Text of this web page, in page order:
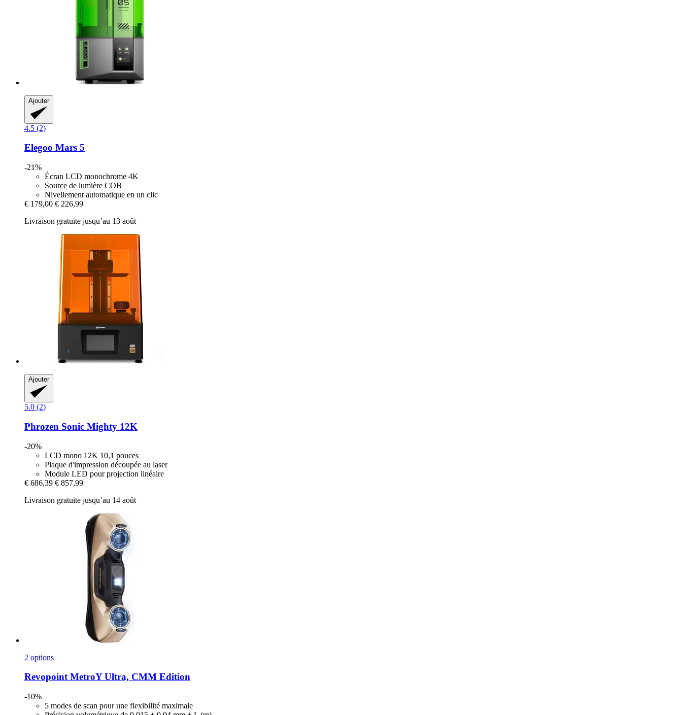
Ajouter
4.5 (2)
Elegoo Mars 5
-21%
Écran LCD monochrome 4K
Source de lumière COB
Nivellement automatique en un clic
€ 179,00 € 226,99
Livraison gratuite jusqu’au 13 août
Ajouter
5.0 (2)
Phrozen Sonic Mighty 12K
-20%
LCD mono 12K 10,1 pouces
Plaque d'impression découpée au laser
Module LED pour projection linéaire
€ 686,39 € 857,99
Livraison gratuite jusqu’au 14 août
2 options
RevopointMetroY Ultra, CMM Edition
-10%
5 modes de scan pour une flexibilité maximale